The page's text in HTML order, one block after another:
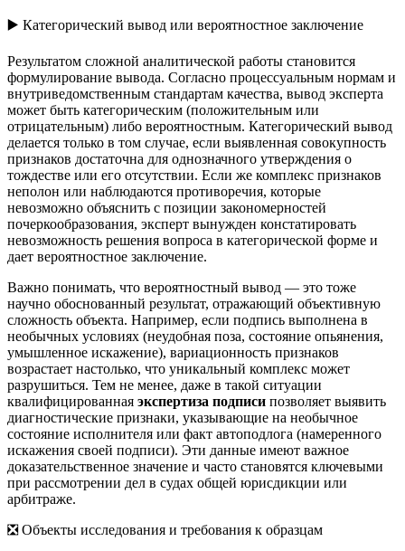
▶️ Категорический вывод или вероятностное заключение
Результатом сложной аналитической работы становится
формулирование вывода. Согласно процессуальным нормам и
внутриведомственным стандартам качества, вывод эксперта
может быть категорическим (положительным или
отрицательным) либо вероятностным. Категорический вывод
делается только в том случае, если выявленная совокупность
признаков достаточна для однозначного утверждения о
тождестве или его отсутствии. Если же комплекс признаков
неполон или наблюдаются противоречия, которые
невозможно объяснить с позиции закономерностей
почеркообразования, эксперт вынужден констатировать
невозможность решения вопроса в категорической форме и
дает вероятностное заключение.
Важно понимать, что вероятностный вывод — это тоже
научно обоснованный результат, отражающий объективную
сложность объекта. Например, если подпись выполнена в
необычных условиях (неудобная поза, состояние опьянения,
умышленное искажение), вариационность признаков
возрастает настолько, что уникальный комплекс может
разрушиться. Тем не менее, даже в такой ситуации
квалифицированная экспертиза подписи позволяет выявить
диагностические признаки, указывающие на необычное
состояние исполнителя или факт автоподлога (намеренного
искажения своей подписи). Эти данные имеют важное
доказательственное значение и часто становятся ключевыми
при рассмотрении дел в судах общей юрисдикции или
арбитраже.
❎ Объекты исследования и требования к образцам